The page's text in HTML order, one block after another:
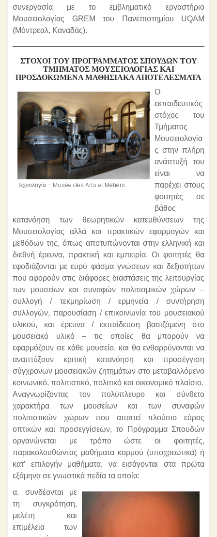
συνεργασία με το εμβληματικό εργαστήριο
Μουσειολογίας GREM του Πανεπιστημίου UQAM
(Μόντρεαλ, Καναδάς).
ΣΤΌΧΟΙ ΤΟΥ ΠΡΟΓΡΆΜΜΑΤΟΣ ΣΠΟΥΔΏΝ ΤΟΥ
ΤΜΉΜΑΤΟΣ ΜΟΥΣΕΙΟΛΟΓΊΑΣ ΚΑΙ
ΠΡΟΣΔΟΚΏΜΕΝΑ ΜΑΘΗΣΙΑΚΆ ΑΠΟΤΕΛΈΣΜΑΤΑ
Τεχνολογία – Musée des Arts et Métiers
Ο
εκπαιδευτικός
στόχος του
Τμήματος
Μουσειολογία
ς στην πλήρη
ανάπτυξή του
είναι να
παρέχει στους
φοιτητές σε
βάθος
κατανόηση των θεωρητικών κατευθύνσεων της
Μουσειολογίας αλλά και πρακτικών εφαρμογών και
μεθόδων της, όπως αποτυπώνονται στην ελληνική και
διεθνή έρευνα, πρακτική και εμπειρία. Οι φοιτητές θα
εφοδιάζονται με ευρύ φάσμα γνώσεων και δεξιοτήτων
που αφορούν στις διάφορες διαστάσεις της λειτουργίας
των μουσείων και συναφών πολιτισμικών χώρων –
συλλογή / τεκμηρίωση / ερμηνεία / συντήρηση
συλλογών, παρουσίαση / επικοινωνία του μουσειακού
υλικού, και έρευνα / εκπαίδευση βασιζόμενη στο
μουσειακό υλικό – τις οποίες θα μπορούν να
εφαρμόζουν σε κάθε μουσείο, και θα ενθαρρύνονται να
αναπτύξουν κριτική κατανόηση και προσέγγιση
σύγχρονων μουσειακών ζητημάτων στο μεταβαλλόμενο
κοινωνικό, πολιτιστικό, πολιτικό και οικονομικό πλαίσιο.
Αναγνωρίζοντας τον πολύπλευρο και σύνθετο
χαρακτήρα των μουσείων και των συναφών
πολιτιστικών χώρων που απαιτεί πλούσιο εύρος
οπτικών και προσεγγίσεων, το Πρόγραμμα Σπουδών
οργανώνεται με τρόπο ώστε οι φοιτητές,
παρακολουθώντας μαθήματα κορμού (υποχρεωτικά) ή
κατ’ επιλογήν μαθήματα, να εισάγονται στα πρώτα
εξάμηνα σε γνωστικά πεδία τα οποία:
α. συνδέονται με
τη συγκρότηση,
μελέτη και
επιμέλεια των